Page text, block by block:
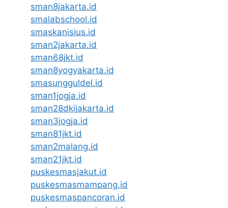
sman8jakarta.id
smalabschool.id
smaskanisius.id
sman2jakarta.id
sman68jkt.id
sman8yogyakarta.id
smasungguldel.id
sman1jogja.id
sman28dkijakarta.id
sman3jogja.id
sman81jkt.id
sman2malang.id
sman21jkt.id
puskesmasjakut.id
puskesmasmampang.id
puskesmaspancoran.id